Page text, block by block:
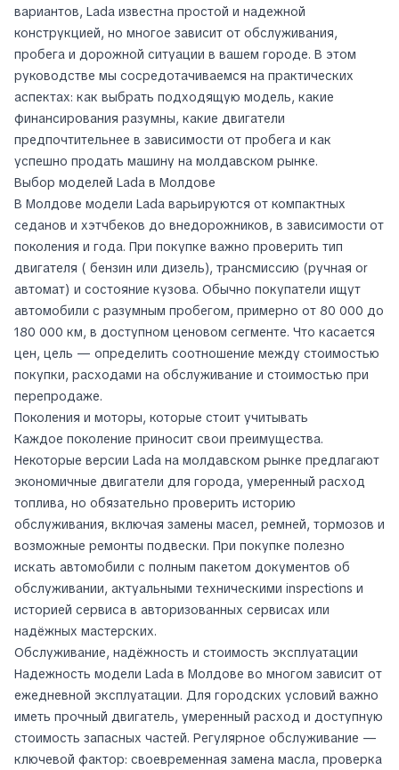
вариантов, Lada известна простой и надежной
конструкцией, но многое зависит от обслуживания,
пробега и дорожной ситуации в вашем городе. В этом
руководстве мы сосредотачиваемся на практических
аспектах: как выбрать подходящую модель, какие
финансирования разумны, какие двигатели
предпочтительнее в зависимости от пробега и как
успешно продать машину на молдавском рынке.
Выбор моделей Lada в Молдове
В Молдове модели Lada варьируются от компактных
седанов и хэтчбеков до внедорожников, в зависимости от
поколения и года. При покупке важно проверить тип
двигателя ( бензин или дизель), трансмиссию (ручная or
автомат) и состояние кузова. Обычно покупатели ищут
автомобили с разумным пробегом, примерно от 80 000 до
180 000 км, в доступном ценовом сегменте. Что касается
цен, цель — определить соотношение между стоимостью
покупки, расходами на обслуживание и стоимостью при
перепродаже.
Поколения и моторы, которые стоит учитывать
Каждое поколение приносит свои преимущества.
Некоторые версии Lada на молдавском рынке предлагают
экономичные двигатели для города, умеренный расход
топлива, но обязательно проверить историю
обслуживания, включая замены масел, ремней, тормозов и
возможные ремонты подвески. При покупке полезно
искать автомобили с полным пакетом документов об
обслуживании, актуальными техническими inspections и
историей сервиса в авторизованных сервисах или
надёжных мастерских.
Обслуживание, надёжность и стоимость эксплуатации
Надежность модели Lada в Молдове во многом зависит от
ежедневной эксплуатации. Для городских условий важно
иметь прочный двигатель, умеренный расход и доступную
стоимость запасных частей. Регулярное обслуживание —
ключевой фактор: своевременная замена масла, проверка